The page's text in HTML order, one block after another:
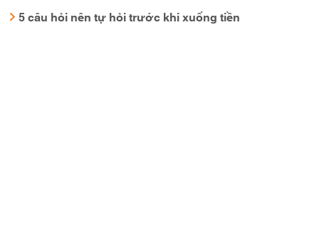
5 câu hỏi nên tự hỏi trước khi xuống tiền